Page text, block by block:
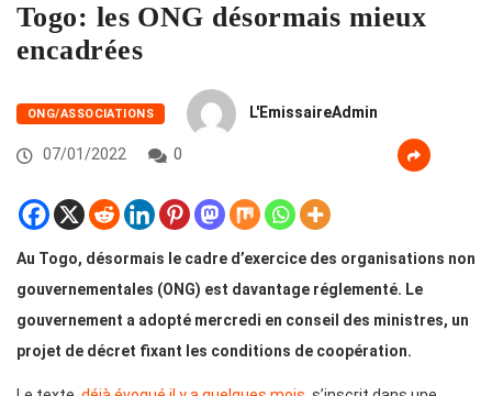
Togo: les ONG désormais mieux
encadrées
ONG/ASSOCIATIONS L'EmissaireAdmin
07/01/2022 0
Au Togo, désormais le cadre d’exercice des organisations non
gouvernementales (ONG) est davantage réglementé. Le
gouvernement a adopté mercredi en conseil des ministres, un
projet de décret fixant les conditions de coopération.